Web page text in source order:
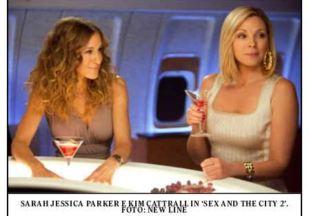
SARAH JESSICA PARKER E KIM CATTRALL IN ‘SEX AND THE CITY 2’.
FOTO: NEW LINE